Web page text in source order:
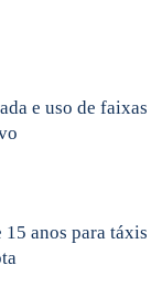
e uso de faixas
anos para táxis